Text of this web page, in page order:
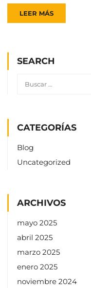
LEER MÁS
SEARCH
CATEGORÍAS
Blog
Uncategorized
ARCHIVOS
mayo 2025
abril 2025
marzo 2025
enero 2025
noviembre 2024